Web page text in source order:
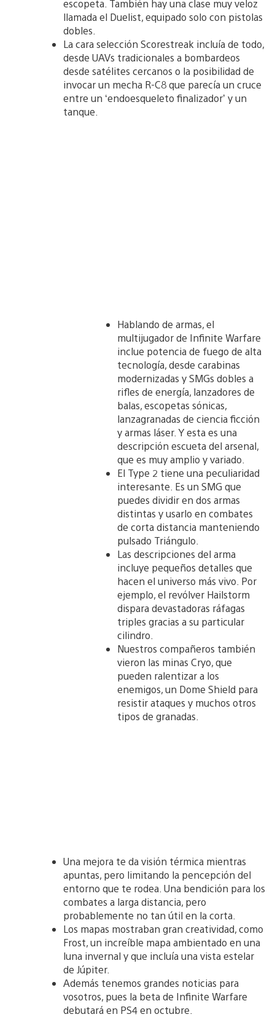
escopeta. También hay una clase muy veloz
llamada el Duelist, equipado solo con pistolas
dobles.
La cara selección Scorestreak incluía de todo,
desde UAVs tradicionales a bombardeos
desde satélites cercanos o la posibilidad de
invocar un mecha R-C8 que parecía un cruce
entre un ‘endoesqueleto finalizador’ y un
tanque.
Hablando de armas, el
multijugador de Infinite Warfare
inclue potencia de fuego de alta
tecnología, desde carabinas
modernizadas y SMGs dobles a
rifles de energía, lanzadores de
balas, escopetas sónicas,
lanzagranadas de ciencia ficción
y armas láser. Y esta es una
descripción escueta del arsenal,
que es muy amplio y variado.
El Type 2 tiene una peculiaridad
interesante. Es un SMG que
puedes dividir en dos armas
distintas y usarlo en combates
de corta distancia manteniendo
pulsado Triángulo.
Las descripciones del arma
incluye pequeños detalles que
hacen el universo más vivo. Por
ejemplo, el revólver Hailstorm
dispara devastadoras ráfagas
triples gracias a su particular
cilindro.
Nuestros compañeros también
vieron las minas Cryo, que
pueden ralentizar a los
enemigos, un Dome Shield para
resistir ataques y muchos otros
tipos de granadas.
Una mejora te da visión térmica mientras
apuntas, pero limitando la pencepción del
entorno que te rodea. Una bendición para los
combates a larga distancia, pero
probablemente no tan útil en la corta.
Los mapas mostraban gran creatividad, como
Frost, un increíble mapa ambientado en una
luna invernal y que incluía una vista estelar
de Júpiter.
Además tenemos grandes noticias para
vosotros, pues la beta de Infinite Warfare
debutará en PS4 en octubre.